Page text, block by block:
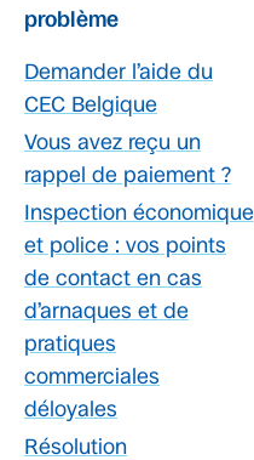
problème
Demander l’aide du
CEC Belgique
Vous avez reçu un
rappel de paiement ?
Inspection économique
et police : vos points
de contact en cas
d’arnaques et de
pratiques
commerciales
déloyales
Résolution